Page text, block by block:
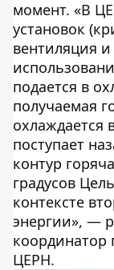
момент. «В
установок
вентиляция
подается в
получаемая
охлаждается
поступает
контур
градусов
контексте
энергии», —
координатор
ЦЕРН.